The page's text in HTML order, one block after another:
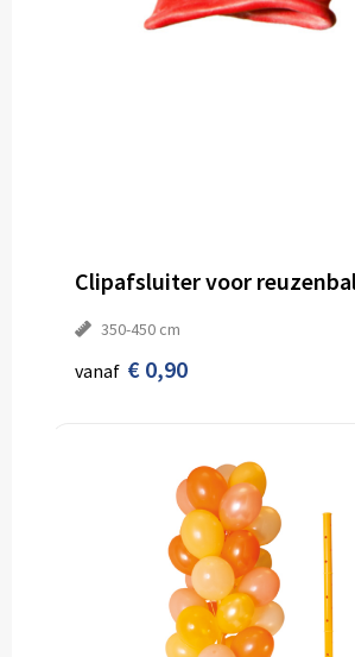
350-450 cm
vanaf € 0,90